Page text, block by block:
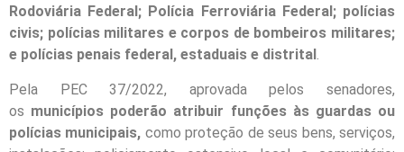
Rodoviária Federal; Polícia Ferroviária Federal; polícias
civis; polícias militares e corpos de bombeiros militares;
e polícias penais federal, estaduais e distrital .
Pela PEC 37/2022, aprovada pelos senadores,
os municípios poderão atribuir funções às guardas ou
polícias municipais, como proteção de seus bens, serviços,